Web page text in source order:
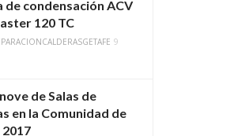
de condensación ACV
120 TC
9
de Salas de
en la Comunidad de